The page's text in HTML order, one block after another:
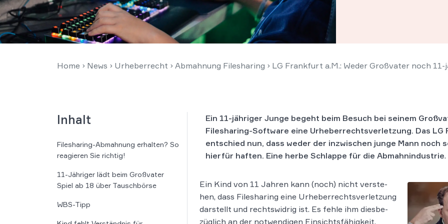
Home › News › Urheberrecht › Abmahnung Filesharing › LG Frankfurt a.M.: Weder Großvater noch
Inhalt
Filesharing-Abmahnung erhalten? So
reagieren Sie richtig!
11-Jähriger lädt beim Großvater
Spiel ab 18 über Tauschbörse
WBS-Tipp
Ein 11-jähriger Junge begeht beim Besuch bei seinem
Filesharing-Software eine Urheberrechtsverletzung. Das LG
entschied nun, dass weder der inzwischen junge Mann noch
hierfür haften. Eine herbe Schlappe für die Abmahnindustrie.
Ein Kind von 11 Jah­ren kann (noch) nicht ver­ste­
hen, dass Filesharing eine Urheberrechtsverletzung
darstellt und rechts­wid­rig ist. Es fehle ihm dies­be­
züg­lich an der not­wen­di­gen Ein­sichts­fä­hig­keit,